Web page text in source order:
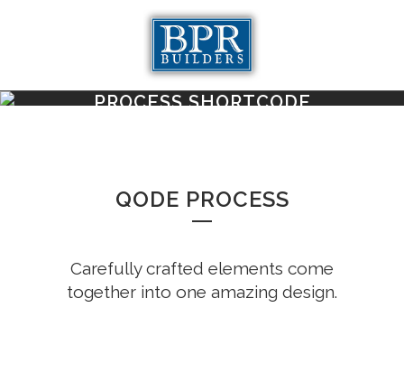
PROCESS SHORTCODE
QODE PROCESS
Carefully crafted elements come
together into one amazing design.